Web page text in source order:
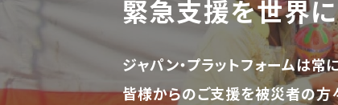
緊急支援を世界
ジャパン・プラットフォームは常
皆様からのご支援を被災者の方